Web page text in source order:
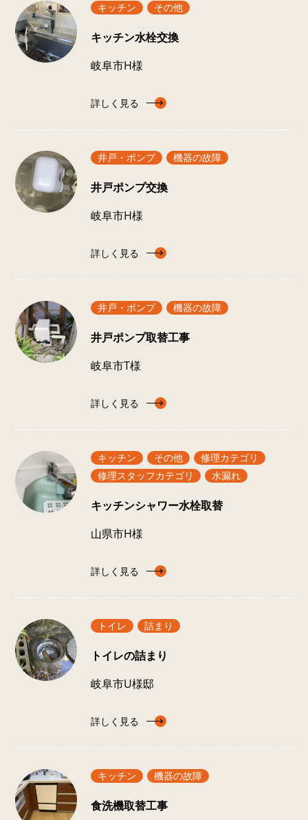
キッチン その他
キッチン水栓交換
岐阜市H様
詳しく見る
井戸・ポンプ 機器の故障
井戸ポンプ交換
岐阜市H様
詳しく見る
井戸・ポンプ 機器の故障
井戸ポンプ取替工事
岐阜市T様
詳しく見る
キッチン その他
修理カテゴリ
修理スタッフカテゴリ
水漏れ
キッチンシャワー水栓取替
山県市H様
詳しく見る
トイレ 詰まり
トイレの詰まり
岐阜市U様邸
詳しく見る
キッチン 機器の故障
食洗機取替工事